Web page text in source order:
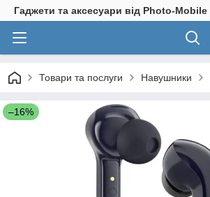
Гаджети та аксесуари від Photo-Mobile
Товари та послуги Навушники
–16%